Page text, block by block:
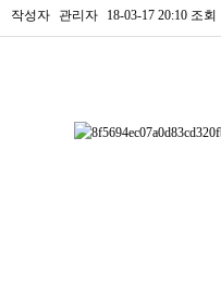
작성자 관리자 18-03-17 20:10 조회